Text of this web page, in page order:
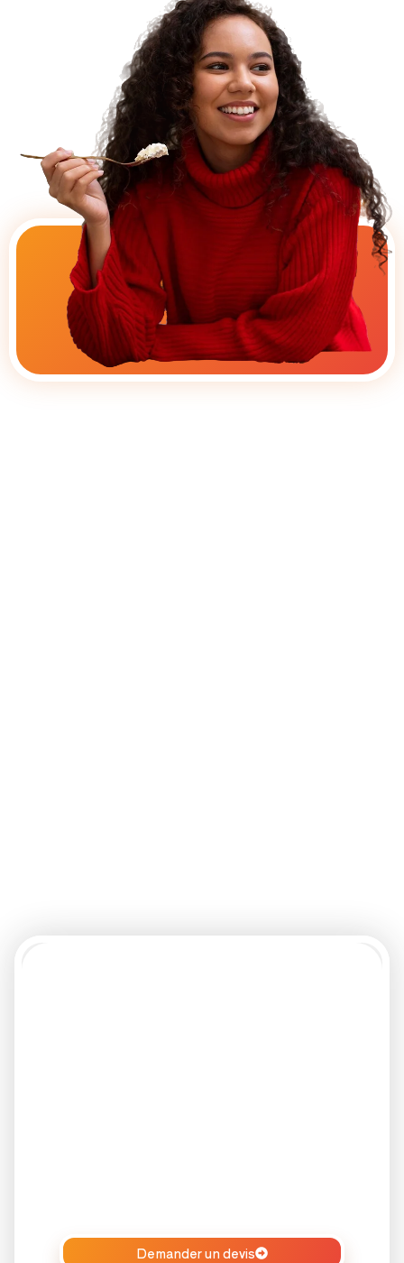
Demander un devis